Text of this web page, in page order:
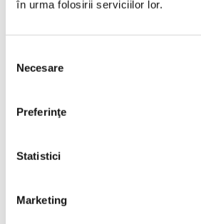
în urma folosirii serviciilor lor.
consimțământului
Necesare
Preferinţe
Statistici
Marketing
Resurse Umane
Vânzări și negocieri